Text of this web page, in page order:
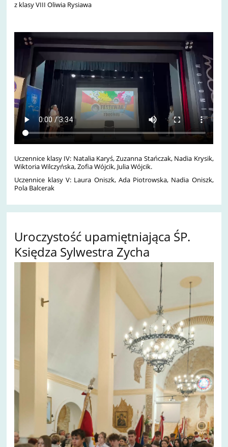
z klasy VIII Oliwia Rysiawa
Uczennice klasy IV: Natalia Karyś, Zuzanna Stańczak, Nadia Krysik,
Wiktoria Wilczyńska, Zofia Wójcik, Julia Wójcik.
Uczennice klasy V: Laura Oniszk, Ada Piotrowska, Nadia Oniszk,
Pola Balcerak
Uroczystość upamiętniająca ŚP.
Księdza Sylwestra Zycha